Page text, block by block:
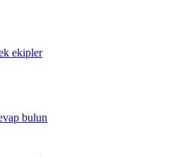
ekipler
bulun